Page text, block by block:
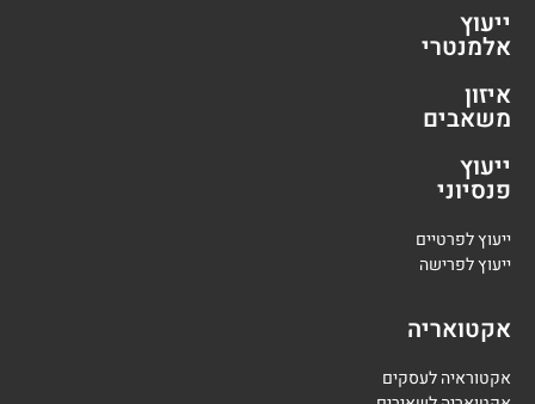
ייעוץ
אלמנטרי
איזון
משאבים
ייעוץ
פנסיוני
ייעוץ לפרטיים
ייעוץ לפרישה
אקטואריה
אקטוראיה לעסקים